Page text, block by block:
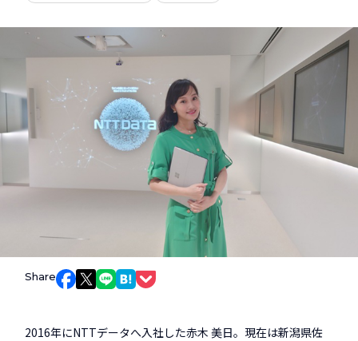
Share Facebookでシェア
Xでシェア
LINEでシェア
はてなブックマークでシェア
2016年にNTTデータへ入社した赤木 美日。現在は新潟県佐